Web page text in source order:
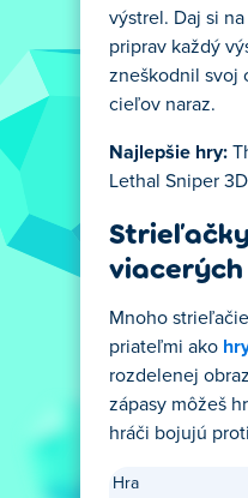
výstrel. Daj si
priprav každý
zneškodnil svoj
cieľov naraz.
Najlepšie hry:
Lethal Sniper
Mnoho
priateľmi ako
rozdelenej
zápasy môžeš
hráči bojujú
Hra